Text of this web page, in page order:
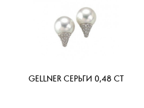
GELLNER СЕРЬГИ 0,48 CT